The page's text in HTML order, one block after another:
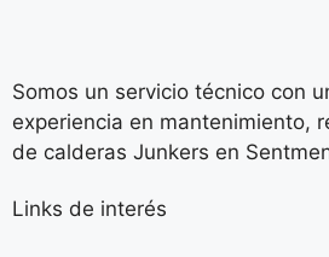
Somos un servicio técnico con
experiencia en mantenimiento,
de calderas Junkers en
Links de interés